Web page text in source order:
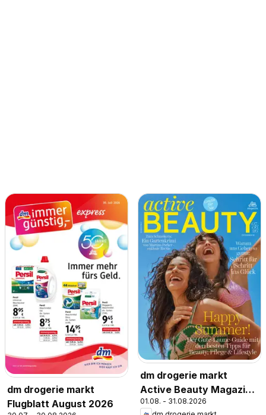
dm drogerie markt
Flugblatt August 2026
dm drogerie markt
Active Beauty Magazin
07,08/2026
01.08. - 31.08.2026